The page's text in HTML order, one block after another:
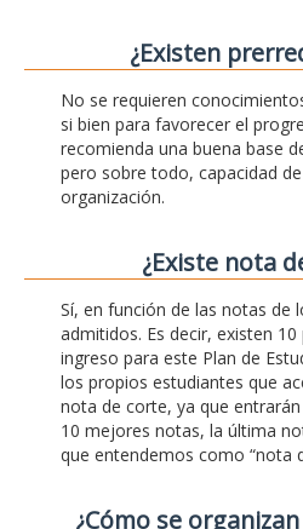
¿Existen
No se requieren
si bien para favorecer el
recomienda una buena base
pero sobre todo, capacidad
organización.
¿Existe nota
Sí, en función de las notas de
admitidos. Es decir, existen
ingreso para este Plan de
los propios estudiantes que
nota de corte, ya que
10 mejores notas, la última
que entendemos como “nota
¿Cómo se